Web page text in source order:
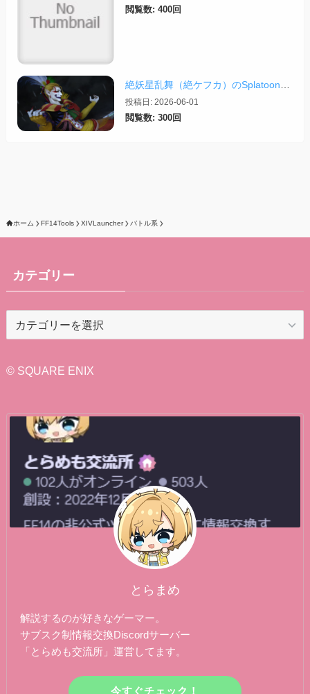
閲覧数: 400回
絶妖星乱舞（絶ケフカ）のSplatoonレイアウト・スクリプトまとめ
投稿日: 2026-06-01
閲覧数: 300回
ホーム FF14Tools XIVLauncher バトル系
カテゴリー
リ
© SQUARE ENIX
とらまめ
解説するのが好きなゲーマー。
サブスク制情報交換Discordサーバー
「とらめも交流所」運営してます。
今すぐチェック！